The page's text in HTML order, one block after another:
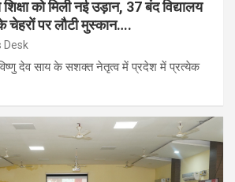
को मिली नई उड़ान, 37 बंद विद्यालय
पर लौटी मुस्कान….
Desk
देव साय के सशक्त नेतृत्व में प्रदेश में प्रत्येक